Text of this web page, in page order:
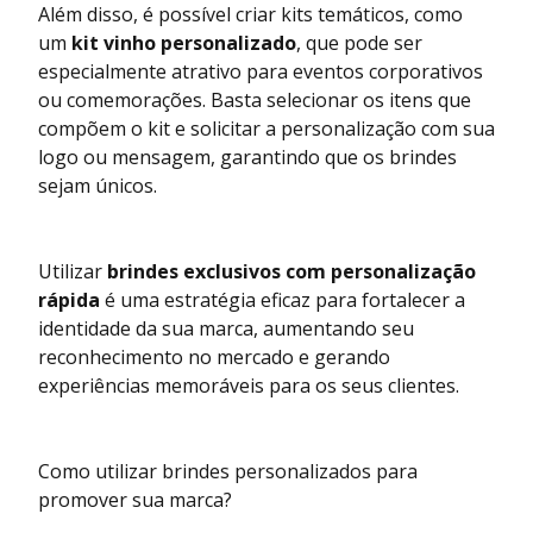
Além disso, é possível criar kits temáticos, como
um kit vinho personalizado, que pode ser
especialmente atrativo para eventos corporativos
ou comemorações. Basta selecionar os itens que
compõem o kit e solicitar a personalização com sua
logo ou mensagem, garantindo que os brindes
sejam únicos.
Utilizar brindes exclusivos com personalização
rápida é uma estratégia eficaz para fortalecer a
identidade da sua marca, aumentando seu
reconhecimento no mercado e gerando
experiências memoráveis para os seus clientes.
Como utilizar brindes personalizados para
promover sua marca?